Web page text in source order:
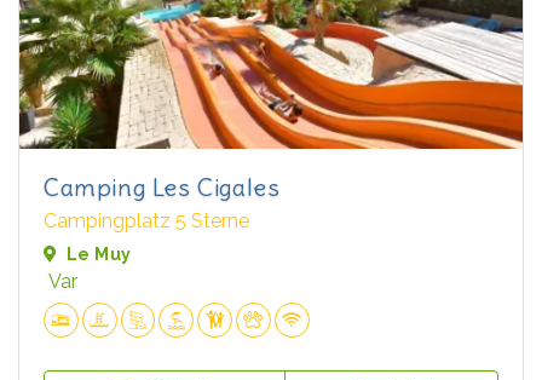
Camping Les Cigales
Campingplatz 5 Sterne
Le Muy
Var